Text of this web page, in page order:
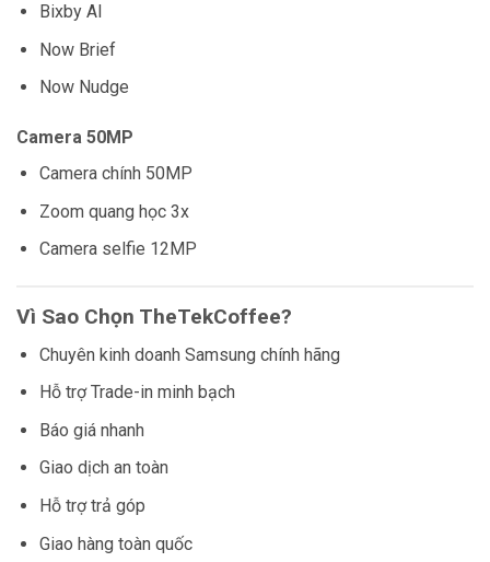
Bixby AI
Now Brief
Now Nudge
Camera 50MP
Camera chính 50MP
Zoom quang học 3x
Camera selfie 12MP
Vì Sao Chọn TheTekCoffee?
Chuyên kinh doanh Samsung chính hãng
Hỗ trợ Trade-in minh bạch
Báo giá nhanh
Giao dịch an toàn
Hỗ trợ trả góp
Giao hàng toàn quốc